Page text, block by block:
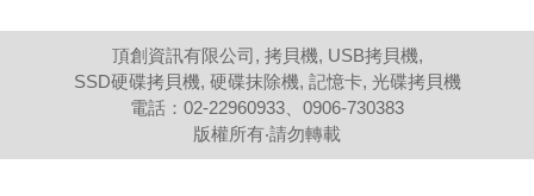
頂創資訊有限公司, 拷貝機, USB拷貝機,
SSD硬碟拷貝機, 硬碟抹除機, 記憶卡, 光碟拷貝機
電話：02-22960933、0906-730383
版權所有‧請勿轉載